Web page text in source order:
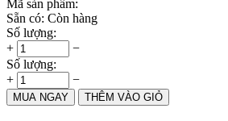
Mã sản phẩm:
Sẵn có: Còn hàng
Số lượng:
+
−
Số lượng:
+
−
MUA NGAY THÊM VÀO GIỎ